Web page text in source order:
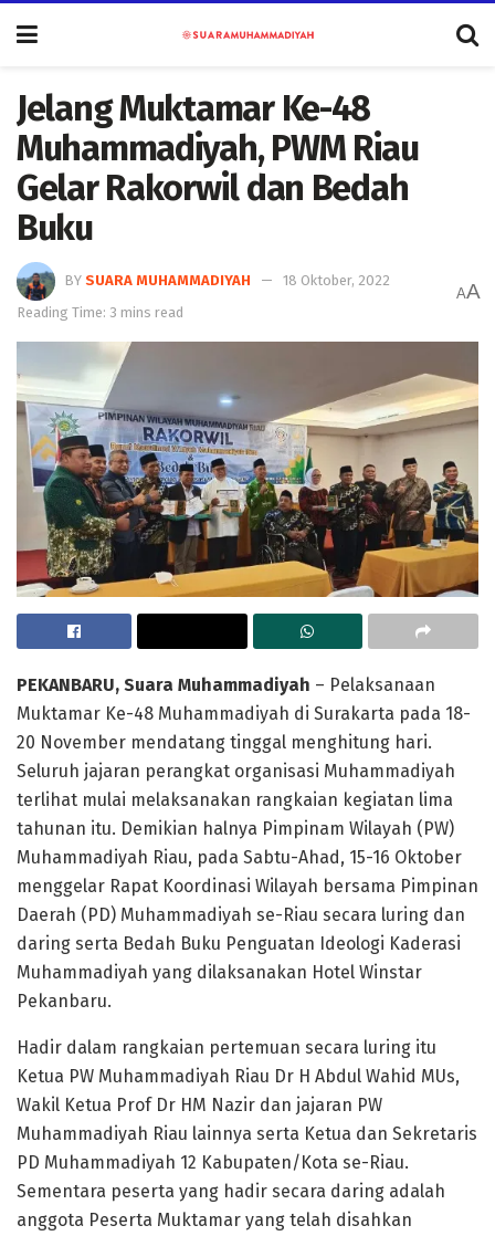
Jelang Muktamar Ke-48
Muhammadiyah, PWM Riau
Gelar Rakorwil dan Bedah
Buku
BY SUARA MUHAMMADIYAH
18 Oktober, 2022
Reading Time: 3 mins read
AA
PEKANBARU, Suara Muhammadiyah – Pelaksanaan
Muktamar Ke-48 Muhammadiyah di Surakarta pada 18-
20 November mendatang tinggal menghitung hari.
Seluruh jajaran perangkat organisasi Muhammadiyah
terlihat mulai melaksanakan rangkaian kegiatan lima
tahunan itu. Demikian halnya Pimpinam Wilayah (PW)
Muhammadiyah Riau, pada Sabtu-Ahad, 15-16 Oktober
menggelar Rapat Koordinasi Wilayah bersama Pimpinan
Daerah (PD) Muhammadiyah se-Riau secara luring dan
daring serta Bedah Buku Penguatan Ideologi Kaderasi
Muhammadiyah yang dilaksanakan Hotel Winstar
Pekanbaru.
Hadir dalam rangkaian pertemuan secara luring itu
Ketua PW Muhammadiyah Riau Dr H Abdul Wahid MUs,
Wakil Ketua Prof Dr HM Nazir dan jajaran PW
Muhammadiyah Riau lainnya serta Ketua dan Sekretaris
PD Muhammadiyah 12 Kabupaten/Kota se-Riau.
Sementara peserta yang hadir secara daring adalah
anggota Peserta Muktamar yang telah disahkan